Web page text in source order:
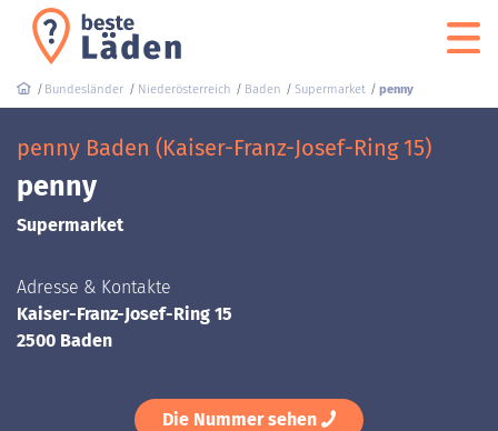
Bundesländer Niederösterreich Baden Supermarket penny
penny Baden (Kaiser-Franz-Josef-Ring 15)
penny
Supermarket
Adresse & Kontakte
Kaiser-Franz-Josef-Ring 15
2500 Baden
Die Nummer sehen